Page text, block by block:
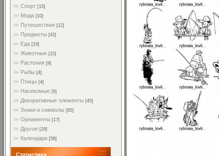
Спорт [15]
Мода [10]
Путешествия [12]
Предметы [42]
Еда [19]
Животные [22]
Растения [9]
Рыбы [4]
Птицы [4]
Насекомые [6]
Декоративные элементы [45]
Знаки и символы [85]
Орнаменты [17]
Другое [29]
Календари [58]
Статистика